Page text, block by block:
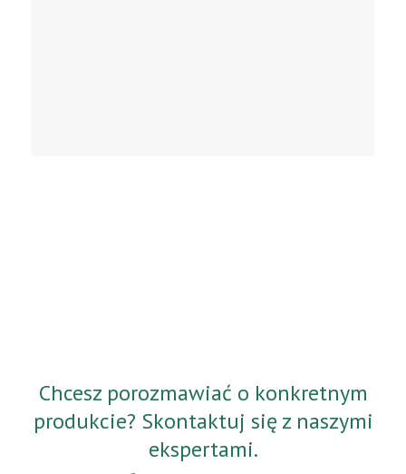
Chcesz porozmawiać o konkretnym
produkcie? Skontaktuj się z naszymi
ekspertami.